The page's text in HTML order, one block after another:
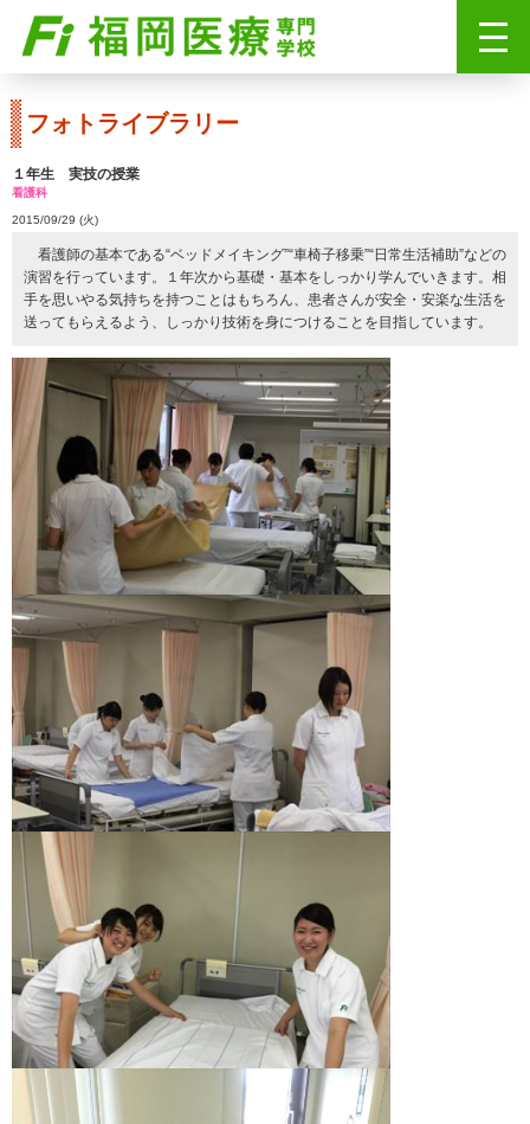
フォトライブラリー
１年生 実技の授業
看護科
2015/09/29 (火)
看護師の基本である“ベッドメイキング”“車椅子移乗”“日常生活補助”などの
演習を行っています。１年次から基礎・基本をしっかり学んでいきます。相
手を思いやる気持ちを持つことはもちろん、患者さんが安全・安楽な生活を
送ってもらえるよう、しっかり技術を身につけることを目指しています。